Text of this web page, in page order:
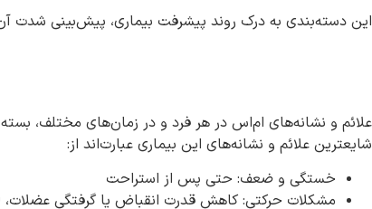
این دسته‌بندی به درک روند پیشرفت بیماری، پیش‌بینی
علائم و نشانه‌های ام‌اس در هر فرد و در زمان‌های مختلف،
شایع‎ترین علائم و نشانه‌های این بیماری عبارت‌اند از:
خستگی و ضعف: حتی پس از استراحت
مشکلات حرکتی: کاهش قدرت انقباض یا گرفتگی عضلات،